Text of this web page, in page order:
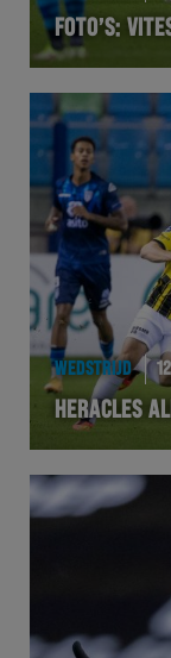
VOLHER
HERTEL
Natuurgras
Wedstrijd
Heracles
BusinessClub
Foundation
Herakids
FOTO’S:
WEDSTRIJD
HERACLES